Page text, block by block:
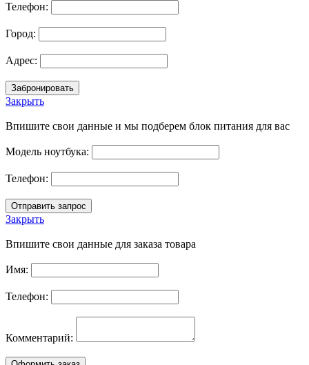
Телефон:
Город:
Адрес:
Закрыть
Впишите свои данные и мы подберем блок питания для вас
Модель ноутбука:
Телефон:
Закрыть
Впишите свои данные для заказа товара
Имя:
Телефон:
Комментарий: